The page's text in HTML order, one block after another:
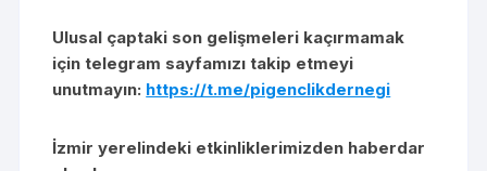
Ulusal çaptaki son gelişmeleri kaçırmamak
için telegram sayfamızı takip etmeyi
unutmayın: https://t.me/pigenclikdernegi
İzmir yerelindeki etkinliklerimizden haberdar